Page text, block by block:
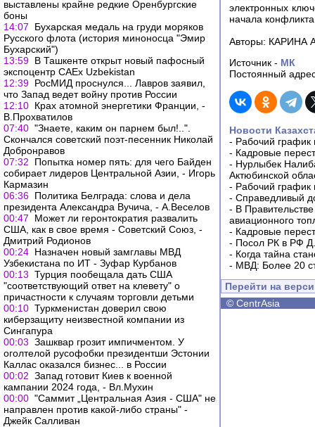
выставлены крайне редкие Оренбургские
боны
14:07
Бухарская медаль на груди моряков
Русского флота (история миноносца "Эмир
Бухарский")
13:59 В Ташкенте открыт новый пафосный
экспоцентр CAEx Uzbekistan
12:39 РосМИД проснулся... Лавров заявил,
что Запад ведет войну против России
12:10 Крах атомной энергетики Франции, -
В.Прохватилов
07:40 "Знаете, каким он парнем был!..".
Скончался советский поэт-песенник Николай
Добронравов
07:32
Попытка номер пять: для чего Байден
собирает лидеров Центральной Азии, - Игорь
Кармазин
06:36 Политика Белграда: слова и дела
президента Александра Вучича, - А.Веселов
00:47
Может ли геронтократия развалить
США, как в свое время - Советский Союз, -
Дмитрий Родионов
00:24 Назначен новый замглавы МВД
Узбекистана по ИТ - Зуфар Курбанов
00:13 Турция пообещала дать США
"соответствующий ответ на клевету" о
причастности к случаям торговли детьми
00:10 Туркменистан доверил свою
киберзащиту неизвестной компании из
Сингапура
00:03 Зашквар грозит импичментом. У
оголтелой русофобки президентши Эстонии
Каллас оказался бизнес... в России
00:02 Запад готовит Киев к военной
кампании 2024 года, - Вл.Мухин
00:00 "Саммит „Центральная Азия - США" не
направлен против какой-либо страны" -
Джейк Салливан
электронных
начала
Авторы: КАРИНА
Источник - МК
Постоянный
Новости
- Рабочий график
- Кадровые
- Нурлыбек
Актюбинской
- Рабочий график
- Справедливый
- В
авиационного
- Кадровые
- Посол РК в РФ
- Когда тайна
- МВД: Более 20
Перейти на
© CentrAsia